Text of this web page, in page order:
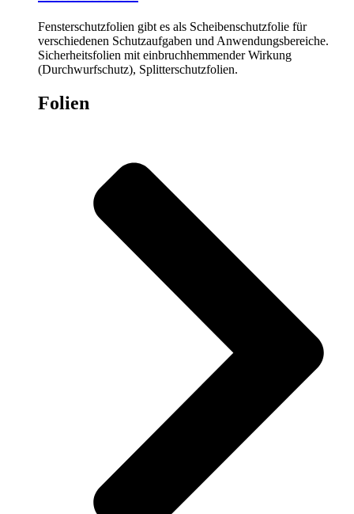
Fensterschutzfolien gibt es als Scheibenschutzfolie für
verschiedenen Schutzaufgaben und Anwendungsbereiche.
Sicherheitsfolien mit einbruchhemmender Wirkung
(Durchwurfschutz), Splitterschutzfolien.
Folien